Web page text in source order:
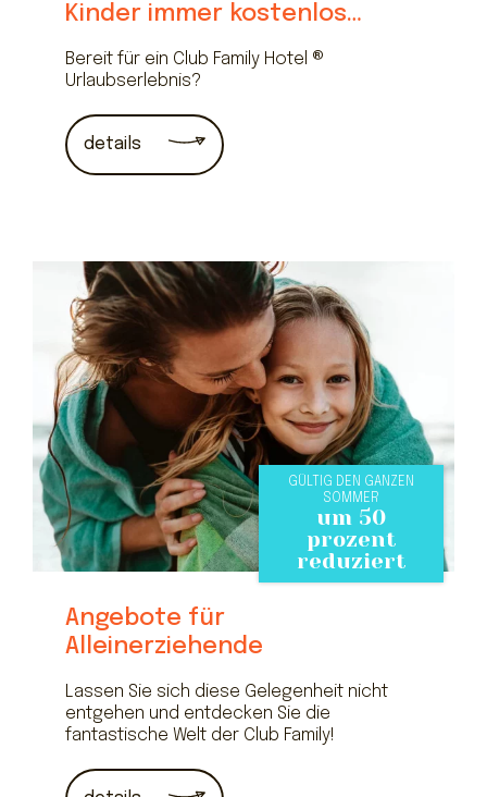
Kinder immer kostenlos
Bereit für ein Club Family Hotel ®
Urlaubserlebnis?
details
Angebote für
Alleinerziehende
Lassen Sie sich diese Gelegenheit nicht
entgehen und entdecken Sie die
fantastische Welt der Club Family!
GÜLTIG DEN GANZEN
SOMMER
um 50
prozent
reduziert